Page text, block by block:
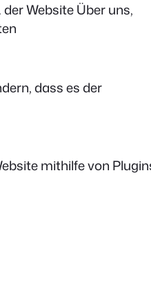
der WebsiteÜber uns,
dass es der
mithilfe von